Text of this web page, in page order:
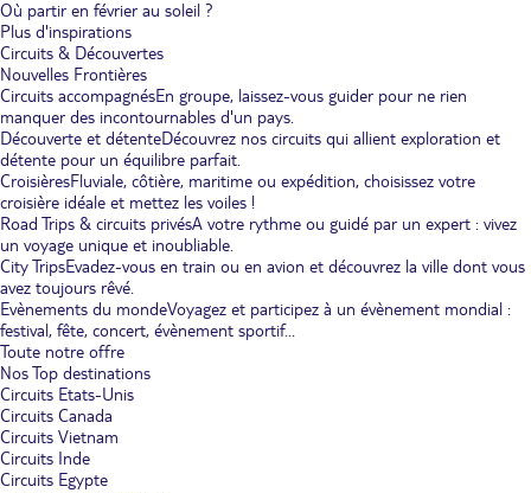
Où partir en février au soleil ?
Plus d'inspirations
Circuits & Découvertes
Nouvelles Frontières
Circuits accompagnésEn groupe, laissez-vous guider pour ne rien
manquer des incontournables d'un pays.
Découverte et détenteDécouvrez nos circuits qui allient exploration et
détente pour un équilibre parfait.
CroisièresFluviale, côtière, maritime ou expédition, choisissez votre
croisière idéale et mettez les voiles !
Road Trips & circuits privésA votre rythme ou guidé par un expert : vivez
un voyage unique et inoubliable.
City TripsEvadez-vous en train ou en avion et découvrez la ville dont vous
avez toujours rêvé.
Evènements du mondeVoyagez et participez à un évènement mondial :
festival, fête, concert, évènement sportif...
Toute notre offre
Nos Top destinations
Circuits Etats-Unis
Circuits Canada
Circuits Vietnam
Circuits Inde
Circuits Egypte